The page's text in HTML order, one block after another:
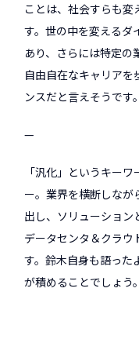
ことは、社会すらも変
す。世の中を変えるダ
あり、さらには特定の
自由自在なキャリアを
ンスだと言えそうです。
—
「汎化」というキー
ー。業界を横断しな
出し、ソリューション
データセンタ＆クラウ
す。鈴木自身も語った
が積めることでしょう。